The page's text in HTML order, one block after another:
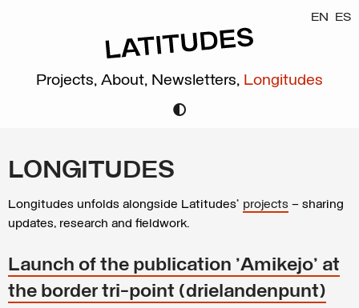
EN ES
Projects, About, Newsletters, Longitudes
LONGITUDES
Longitudes unfolds alongside Latitudes’ projects – sharing
updates, research and fieldwork.
Launch of the publication 'Amikejo' at
the border tri-point (drielandenpunt)